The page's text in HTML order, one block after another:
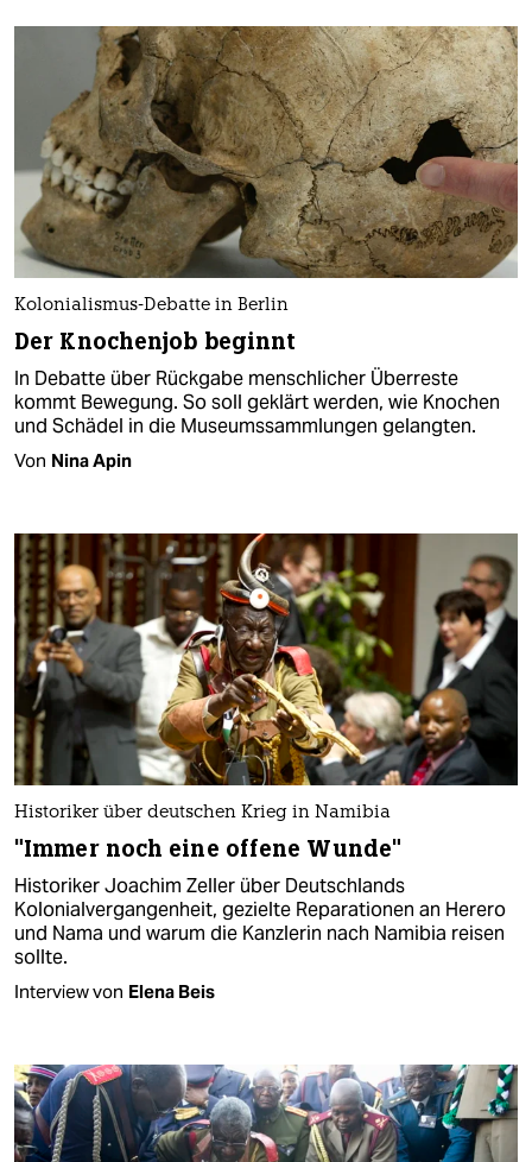
Kolonialismus-Debatte in Berlin
Der Knochenjob beginnt
In Debatte über Rückgabe menschlicher Überreste
kommt Bewegung. So soll geklärt werden, wie Knochen
und Schädel in die Museumssammlungen gelangten.
Von Nina Apin
Historiker über deutschen Krieg in Namibia
"Immer noch eine offene Wunde"
Historiker Joachim Zeller über Deutschlands
Kolonialvergangenheit, gezielte Reparationen an Herero
und Nama und warum die Kanzlerin nach Namibia reisen
sollte.
Interview von Elena Beis